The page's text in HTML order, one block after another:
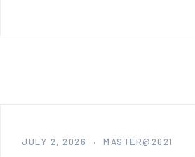
JULY 2, 2026 MASTER@2021